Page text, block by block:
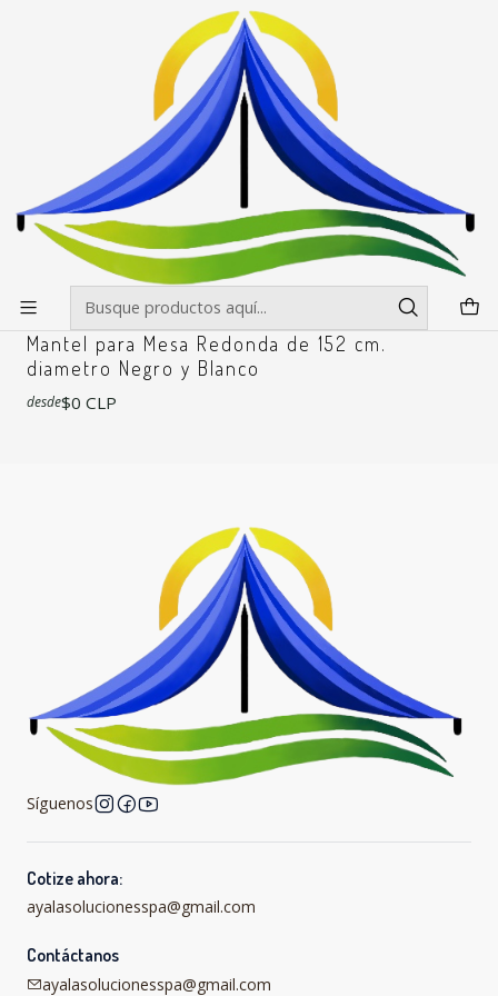
Envíos gratis desde $500.000 en Santiago
Mesas, manteles y sillas Manteles
Mantel para Mesa Redonda de 152 cm. diametro Negro y
Mantel para Mesa Redonda de 152 cm.
diametro Negro y Blanco
Filtros
+6
|RPCH
Mantel para Mesa Redonda de 152 cm.
diametro Negro y Blanco
desde$0 CLP
Síguenos
Cotize ahora:
ayalasolucionesspa@gmail.com
Contáctanos
ayalasolucionesspa@gmail.com